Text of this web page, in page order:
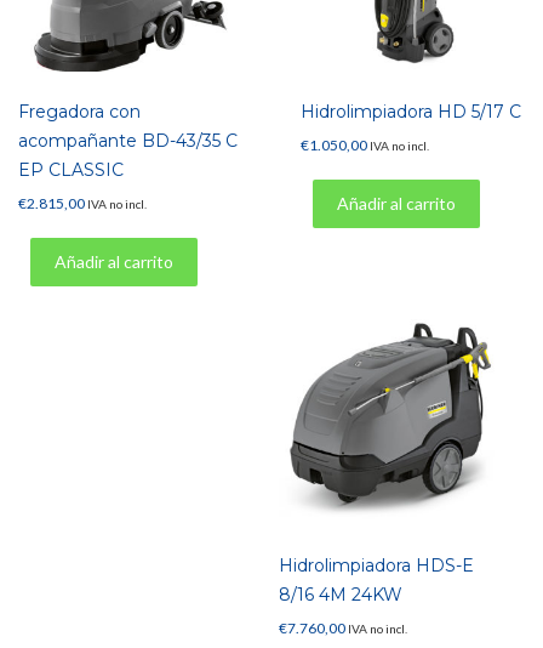
Fregadora con
acompañante BD-43/35 C
EP CLASSIC
€2.815,00 IVA no incl.
Añadir al carrito
Hidrolimpiadora HD 5/17 C
€1.050,00 IVA no incl.
Añadir al carrito
Hidrolimpiadora HDS-E
8/16 4M 24KW
€7.760,00 IVA no incl.